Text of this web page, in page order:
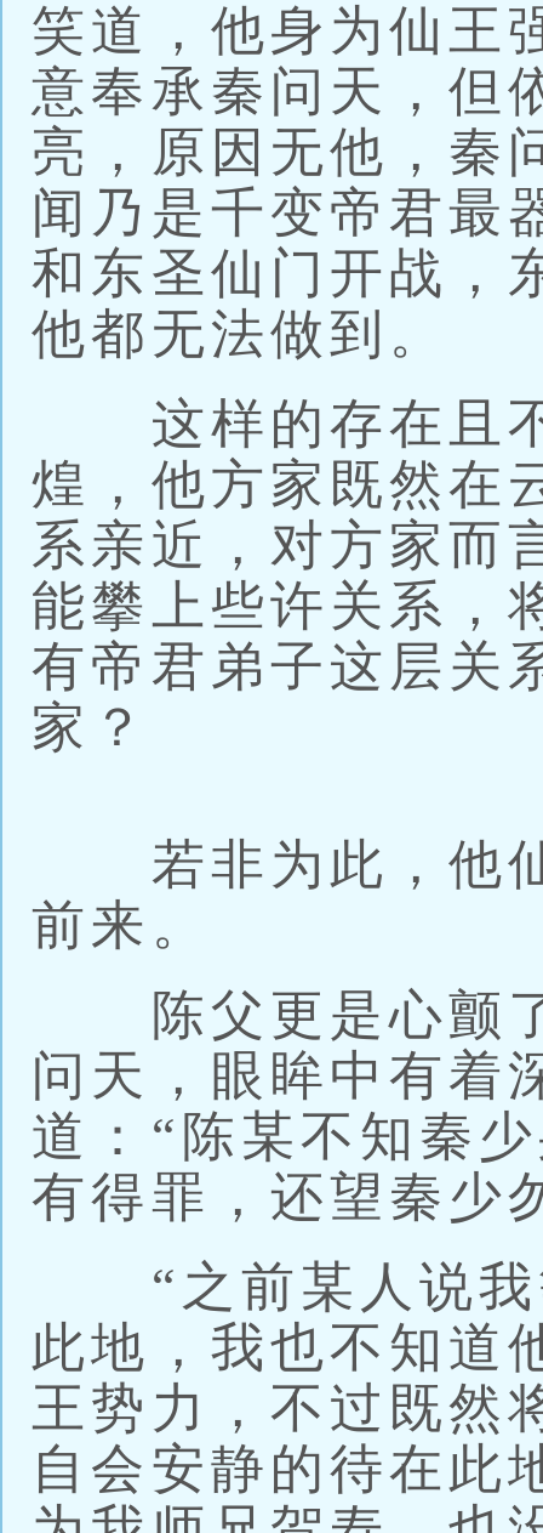
笑道，他身为仙王
意奉承秦问天，但
亮，原因无他，秦
闻乃是千变帝君最
和东圣仙门开战，
他都无法做到。
这样的存在且不
煌，他方家既然在
系亲近，对方家而
能攀上些许关系，
有帝君弟子这层关
家？
若非为此，他仙
前来。
陈父更是心颤了
问天，眼眸中有着
道：“陈某不知秦
有得罪，还望秦少
“之前某人说我
此地，我也不知道
王势力，不过既然
自会安静的待在此